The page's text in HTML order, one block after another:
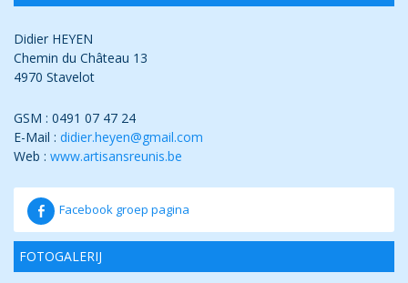
Didier HEYEN
Chemin du Château 13
4970 Stavelot
GSM : 0491 07 47 24
E-Mail : didier.heyen@gmail.com
Web : www.artisansreunis.be
Facebook groep pagina
FOTOGALERIJ